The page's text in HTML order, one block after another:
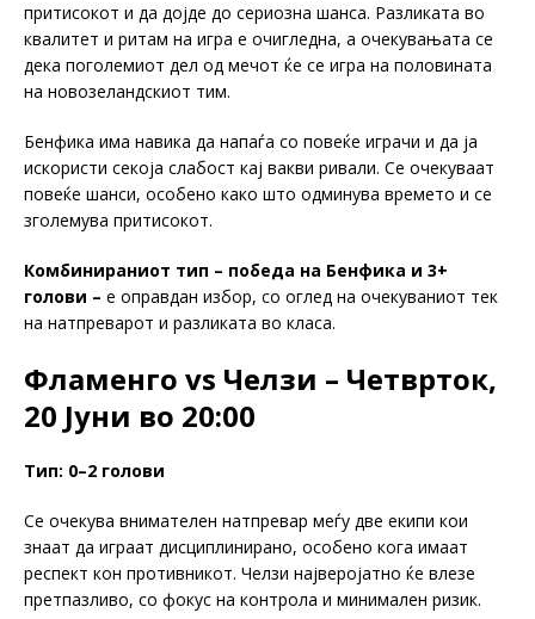
притисокот и да дојде до сериозна шанса. Разликата во
квалитет и ритам на игра е очигледна, а очекувањата се
дека поголемиот дел од мечот ќе се игра на половината
на новозеландскиот тим.
Бенфика има навика да напаѓа со повеќе играчи и да ја
искористи секоја слабост кај вакви ривали. Се очекуваат
повеќе шанси, особено како што одминува времето и се
зголемува притисокот.
Комбинираниот тип – победа на Бенфика и 3+
голови – е оправдан избор, со оглед на очекуваниот тек
на натпреварот и разликата во класа.
Фламенго vs Челзи – Четврток,
20 Јуни во 20:00
Тип: 0–2 голови
Се очекува внимателен натпревар меѓу две екипи кои
знаат да играат дисциплинирано, особено кога имаат
респект кон противникот. Челзи најверојатно ќе влезе
претпазливо, со фокус на контрола и минимален ризик.